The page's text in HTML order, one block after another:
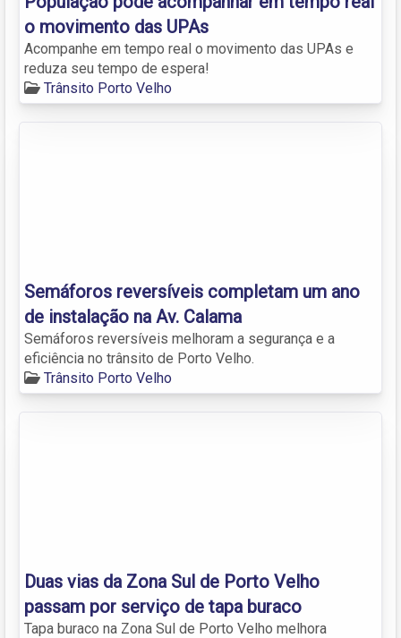
o movimento das UPAs
Acompanhe em tempo real o movimento das UPAs e
reduza seu tempo de espera!
Trânsito Porto Velho
Semáforos reversíveis completam um ano
de instalação na Av. Calama
Semáforos reversíveis melhoram a segurança e a
eficiência no trânsito de Porto Velho.
Trânsito Porto Velho
Duas vias da Zona Sul de Porto Velho
passam por serviço de tapa buraco
Tapa buraco na Zona Sul de Porto Velho melhora